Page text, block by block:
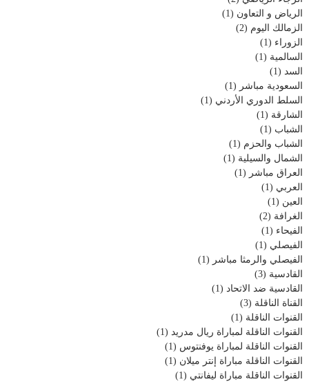
الرياض و التعاون (1)
الزمالك اليوم (2)
الزوراء (1)
السالمية (1)
السد (1)
السعودية مباشر (1)
السلط الدوري الأردني (1)
الشارقة (1)
الشباب (1)
الشباب والحزم (1)
الشمال والسيلية (1)
العراق مباشر (1)
العربي (1)
العين (1)
الغرافة (2)
الفيحاء (1)
الفيصلي (1)
الفيصلي والرمثا مباشر (1)
القادسية (3)
القادسية ضد الاتحاد (1)
القناة الناقلة (3)
القنوات الناقلة (1)
القنوات الناقلة لمباراة ريال مدريد (1)
القنوات الناقلة لمباراة يوفنتوس (1)
القنوات الناقلة مباراة إنتر ميلان (1)
القنوات الناقلة مباراة ليفانتي (1)